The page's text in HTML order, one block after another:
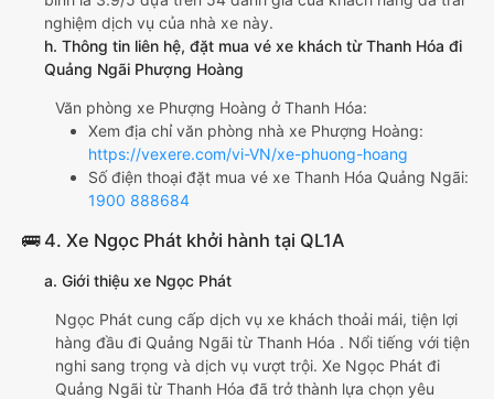
nghiệm dịch vụ của nhà xe này.
h. Thông tin liên hệ, đặt mua vé xe khách từ Thanh Hóa đi
Quảng Ngãi Phượng Hoàng
Văn phòng xe Phượng Hoàng ở Thanh Hóa:
Xem địa chỉ văn phòng nhà xe Phượng Hoàng:
https://vexere.com/vi-VN/xe-phuong-hoang
Số điện thoại đặt mua vé xe Thanh Hóa Quảng Ngãi:
1900 888684
🚌 4. Xe Ngọc Phát khởi hành tại QL1A
a. Giới thiệu xe Ngọc Phát
Ngọc Phát cung cấp dịch vụ xe khách thoải mái, tiện lợi
hàng đầu đi Quảng Ngãi từ Thanh Hóa . Nổi tiếng với tiện
nghi sang trọng và dịch vụ vượt trội. Xe Ngọc Phát đi
Quảng Ngãi từ Thanh Hóa đã trở thành lựa chọn yêu